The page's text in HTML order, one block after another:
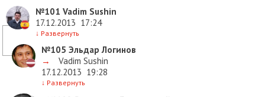
№101 Vadim Sushin
17.12.2013 17:24
↓ Развернуть
№105 Эльдар Логинов
→
Vadim Sushin
17.12.2013 19:28
↓ Развернуть